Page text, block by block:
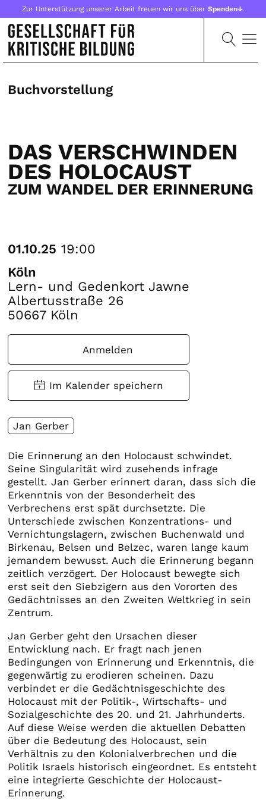
Zur Unterstützung unserer Arbeit freuen wir uns über Spenden↓.
Buchvorstellung
DAS VERSCHWINDEN
DES HOLOCAUST
ZUM WANDEL DER ERINNERUNG
01.10.25 19:00
Köln
Lern- und Gedenkort Jawne
Albertusstraße 26
50667 Köln
Anmelden
Jan Gerber
Die Erinnerung an den Holocaust schwindet.
Seine Singularität wird zusehends infrage
gestellt. Jan Gerber erinnert daran, dass sich die
Erkenntnis von der Besonderheit des
Verbrechens erst spät durchsetzte. Die
Unterschiede zwischen Konzentrations- und
Vernichtungslagern, zwischen Buchenwald und
Birkenau, Belsen und Belzec, waren lange kaum
jemandem bewusst. Auch die Erinnerung begann
zeitlich verzögert. Der Holocaust bewegte sich
erst seit den Siebzigern aus den Vororten des
Gedächtnisses an den Zweiten Weltkrieg in sein
Zentrum.
Jan Gerber geht den Ursachen dieser
Entwicklung nach. Er fragt nach jenen
Bedingungen von Erinnerung und Erkenntnis, die
gegenwärtig zu erodieren scheinen. Dazu
verbindet er die Gedächtnisgeschichte des
Holocaust mit der Politik-, Wirtschafts- und
Sozialgeschichte des 20. und 21. Jahrhunderts.
Auf diese Weise werden die aktuellen Debatten
über die Bedeutung des Holocaust, sein
Verhältnis zu den Kolonialverbrechen und die
Politik Israels historisch eingeordnet. Es entsteht
eine integrierte Geschichte der Holocaust-
Erinnerung.